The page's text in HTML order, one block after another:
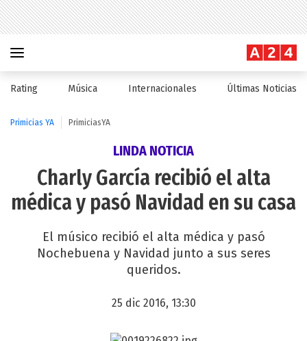
Rating Música Internacionales Últimas Noticias
Primicias YA PrimiciasYA
LINDA NOTICIA
Charly García recibió el alta
médica y pasó Navidad en su casa
El músico recibió el alta médica y pasó
Nochebuena y Navidad junto a sus seres
queridos.
25 dic 2016, 13:30